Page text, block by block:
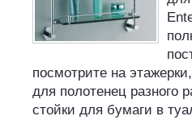
посмотрите на
для полотенец разного
стойки для бумаги в